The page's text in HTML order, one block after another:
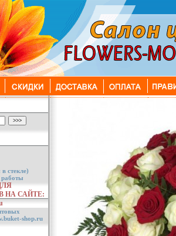
стекле)
НА САЙТЕ:
shop.ru